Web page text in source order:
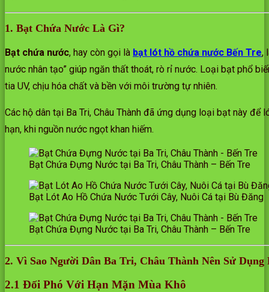
1. Bạt Chứa Nước Là Gì?
Bạt chứa nước, hay còn gọi là bạt lót hồ chứa nước Bến Tre,
nước nhân tạo” giúp ngăn thất thoát, rò rỉ nước. Loại bạt phổ
tia UV, chịu hóa chất và bền với môi trường tự nhiên.
Các hộ dân tại Ba Tri, Châu Thành đã ứng dụng loại bạt này
hạn, khi nguồn nước ngọt khan hiếm.
Bạt Chứa Đựng Nước tại Ba Tri, Châu Thành – Bến Tre
Bạt Lót Ao Hồ Chứa Nước Tưới Cây, Nuôi Cá tại Bù Đăng
Bạt Chứa Đựng Nước tại Ba Tri, Châu Thành – Bến Tre
2. Vì Sao Người Dân Ba Tri, Châu Thành Nên Sử Dụng
2.1 Đối Phó Với Hạn Mặn Mùa Khô